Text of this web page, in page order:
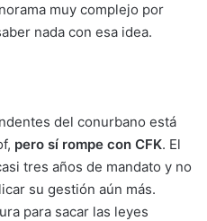
muy complejo por
nada con esa idea.
del conurbano está
pero sí rompe con CFK. El
tres años de mandato y no
su gestión aún más.
para sacar las leyes